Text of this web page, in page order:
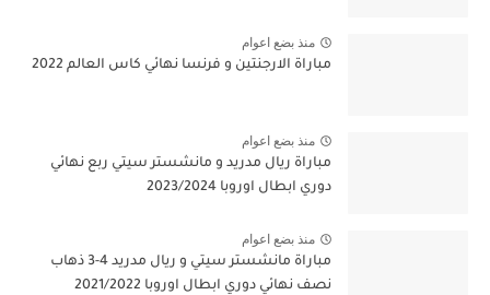
منذ بضع اعوام
مباراة الارجنتين و فرنسا نهائي كاس العالم 2022
منذ بضع اعوام
مباراة ريال مدريد و مانشستر سيتي ربع نهائي
دوري ابطال اوروبا 2023/2024
منذ بضع اعوام
مباراة مانشستر سيتي و ريال مدريد 4-3 ذهاب
نصف نهائي دوري ابطال اوروبا 2021/2022